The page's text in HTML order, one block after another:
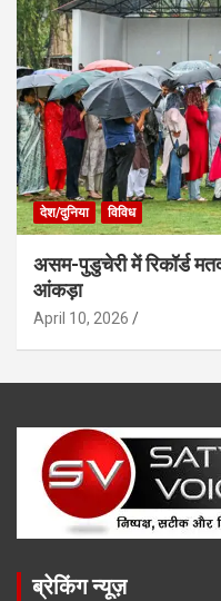
देश/दुनिया विविध
असम-पुडुचेरी में रिकॉर्ड
आंकड़ा
April 10, 2026
ब्रेकिंग न्यूज़